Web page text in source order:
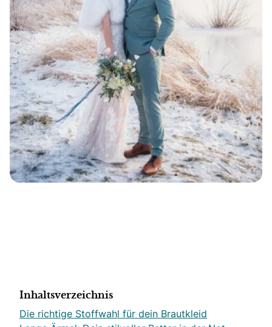
Inhaltsverzeichnis
Die richtige Stoffwahl für dein Brautkleid